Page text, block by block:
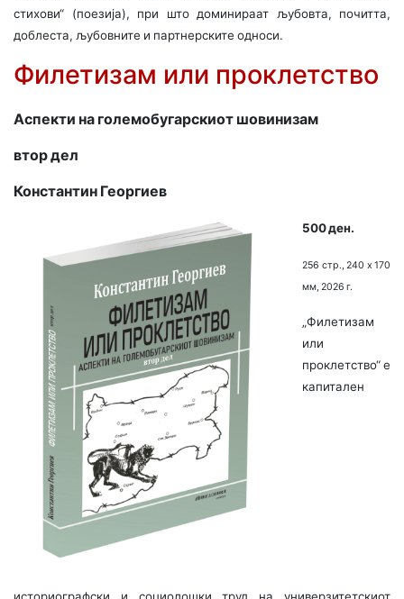
стихови“ (поезија), при што доминираат љубовта, почитта,
доблеста, љубовните и партнерските односи.
Филетизам или проклетство
Аспекти на големобугарскиот шовинизам
втор дел
Константин Георгиев
500 ден.
256 стр., 240 х 170
мм, 2026 г.
„Филетизам
или
проклетство“ е
капитален